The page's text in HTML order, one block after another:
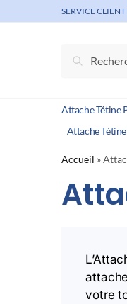
to
to
SERVICE
pour :
Recherche
Attache Tétine
Attache
Accueil »
votre